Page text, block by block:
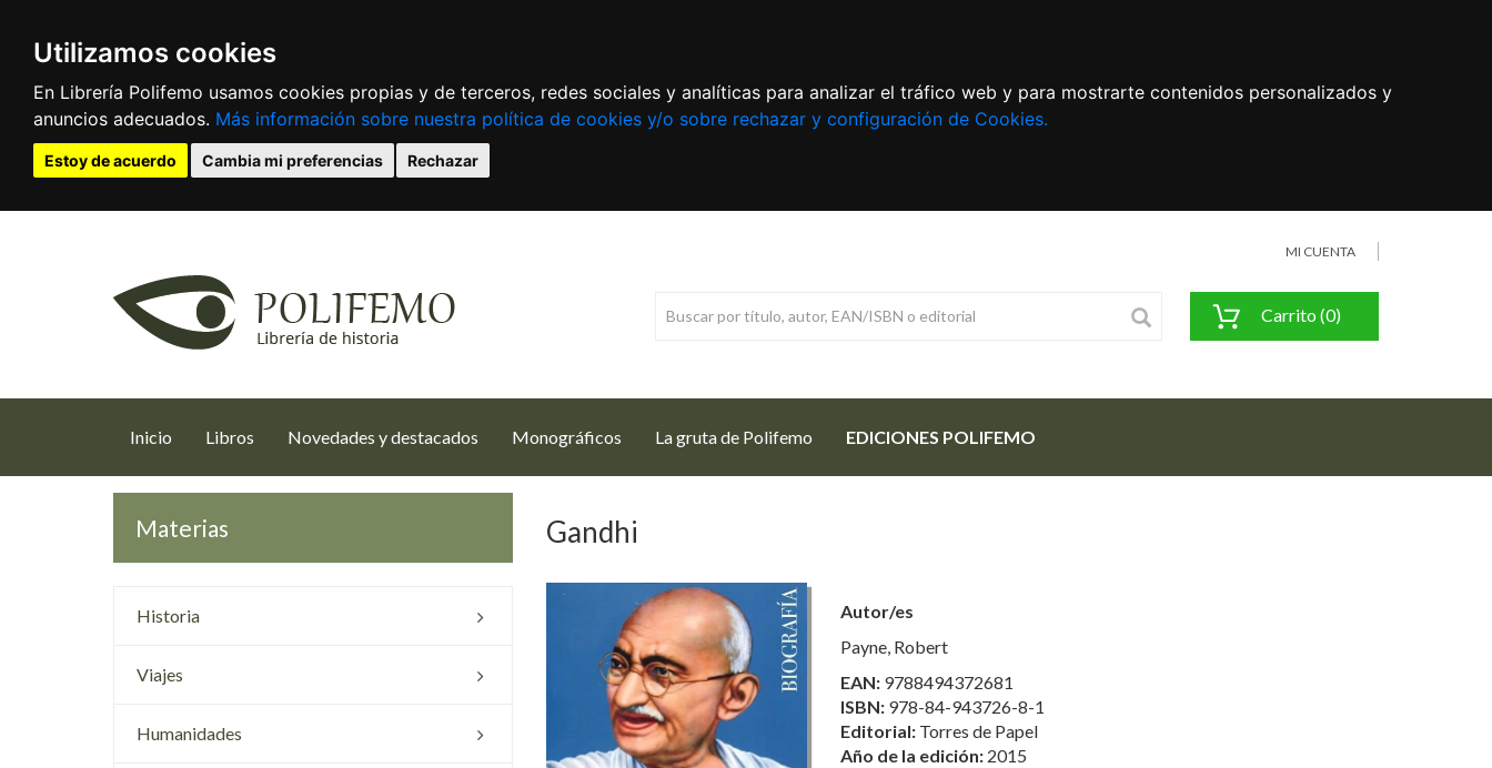
Utilizamos cookies
En Librería Polifemo usamos cookies propias y de terceros, redes sociales y analíticas para analizar el tráfico web y para mostrarte contenidos personalizados y
anuncios adecuados. Más información sobre nuestra política de cookies y/o sobre rechazar y configuración de Cookies.
Estoy de acuerdo Cambia mi preferencias Rechazar
MI CUENTA
Carrito (0)
Inicio (current)
Libros Novedades y destacados Monográficos La gruta de Polifemo EDICIONES POLIFEMO
Materias
Historia
Viajes
Humanidades
Gandhi
Autor/es
Payne, Robert
EAN: 9788494372681
ISBN: 978-84-943726-8-1
Editorial: Torres de Papel
Año de la edición: 2015